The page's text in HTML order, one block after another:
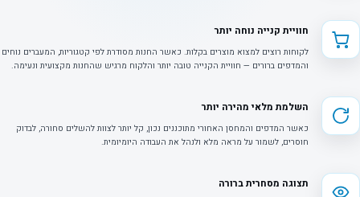
חוויית קנייה נוחה יותר
לקוחות רוצים למצוא מוצרים בקלות. כאשר החנות מסודרת לפי קטגוריות, המעברים נוחים
והמדפים ברורים — חוויית הקנייה טובה יותר והלקוח מרגיש שהחנות מקצועית ונעימה.
השלמת מלאי מהירה יותר
כאשר המדפים והמחסן האחורי מתוכננים נכון, קל יותר לצוות להשלים סחורה, לבדוק
חוסרים, לשמור על מראה מלא ולנהל את העבודה היומיומית.
תצוגה מסחרית ברורה